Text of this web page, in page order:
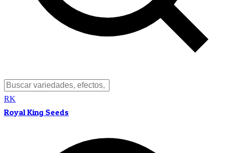
RK
Royal King Seeds